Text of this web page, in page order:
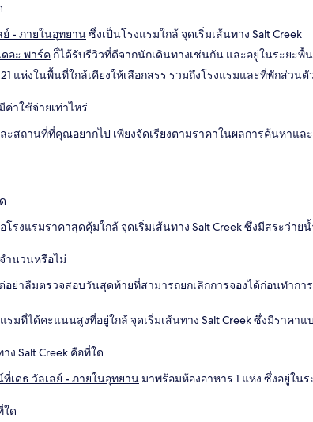
- ภายในอุทยานซึ่งเป็นโรงแรมใกล้ จุดเริ่มเส้นทาง Salt Creek
อะ พาร์ค ก็ได้รับรีวิวที่ดีจากนักเดินทางเช่นกัน และอยู่ในระยะ
แห่งในพื้นที่ใกล้เคียงให้เลือกสรร รวมถึงโรงแรมและที่พักส่วนตั
ค่าใช้จ่ายเท่าไหร่
สถานที่ที่คุณอยากไป เพียงจัดเรียงตามราคาในผลการค้นหา
โรงแรมราคาสุดคุ้มใกล้ จุดเริ่มเส้นทาง Salt Creek ซึ่งมีสระว่าย
ำนวนหรือไม่
ย่าลืมตรวจสอบวันสุดท้ายที่สามารถยกเลิกการจองได้ก่อนทำก
รมที่ได้คะแนนสูงที่อยู่ใกล้ จุดเริ่มเส้นทาง Salt Creek ซึ่งมีราคาแ
Salt Creek คือที่ใด
เดธ วัลเลย์ - ภายในอุทยานมาพร้อมห้องอาหาร 1 แห่ง ซึ่งอยู่ใน
ใด